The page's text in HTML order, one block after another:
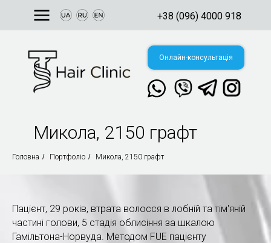
+38 (096) 4000 918
Свяжитесь с нами
Онлайн-консультація
Микола, 2150 графт
Головна / Портфоліо / Микола, 2150 графт
Пацієнт, 29 років, втрата волосся в лобній та тім'яній
частині голови, 5 стадія облисіння за шкалою
Гамільтона-Норвуда. Методом FUE пацієнту